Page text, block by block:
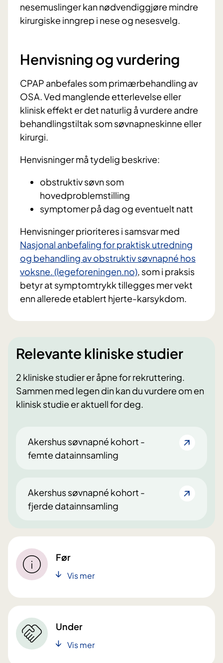
nesemuslinger kan nødvendiggjøre mindre
kirurgiske inngrep i nese og nesesvelg.
Henvisning og vurdering
CPAP anbefales som primærbehandling av
OSA. Ved manglende etterlevelse eller
klinisk effekt er det naturlig å vurdere andre
behandlingstiltak som søvnapneskinne eller
kirurgi.
Henvisninger må tydelig beskrive:
obstruktiv søvn som
hovedproblemstilling
symptomer på dag og eventuelt natt
Henvisninger prioriteres i samsvar med
Nasjonal anbefaling for praktisk utredning
og behandling av obstruktiv søvnapné hos
voksne. (legeforeningen.no), som i praksis
betyr at symptomtrykk tillegges mer vekt
enn allerede etablert hjerte-karsykdom.
Relevante kliniske studier
2 kliniske studier er åpne for rekruttering.
Sammen med legen din kan du vurdere om en
klinisk studie er aktuell for deg.
Akershus søvnapné kohort -
femte datainnsamling
Akershus søvnapné kohort -
fjerde datainnsamling
Før
Vis mer
Under
Vis mer